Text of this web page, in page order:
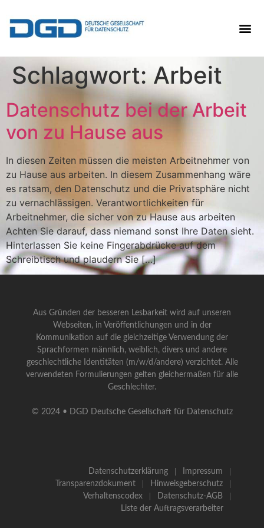
Schlagwort:Arbeit
Datenschutz bei der Arbeit
von zu Hause aus
In diesen Zeiten müssen die meisten Arbeitnehmer von
zu Hause aus arbeiten. In diesem Zusammenhang wäre
es ratsam, den Datenschutz und die Privatsphäre nicht
zu vernachlässigen. Verantwortlichkeiten für
Arbeitnehmer, die sicher von zu Hause aus arbeiten
Achten Sie darauf, dass niemand sonst Ihre Daten sieht.
Hinterlassen Sie keine Fingerabdrücke auf dem
Schreibtisch und plaudern Sie […]
Aus Gründen der besseren Lesbarkeit wird auf unseren
Webseiten, in Veröffentlichungen und in der
Kommunikation auf die gleichzeitige Verwendung der
Sprachformen männlich, weiblich, divers und andere
geschlechtliche Identitäten (m/w/d/andere) verzichtet. Alle
verwendeten Formulierungen gelten gleichermaßen für alle
Geschlechter.
© 2024 • DGD Deutsche Gesellschaft für Datenschutz
Datenschutzerklärung
Impressum
Transparenzdokument
Hinweisgeberschutz
Verhaltenscodex
Datenschutz-AGB
Liste der Auftragsverarbeiter